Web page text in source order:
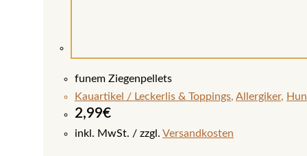
funem Ziegenpellets
Kauartikel / Leckerlis & Toppings, Allergiker,
2,99€
inkl. MwSt. zzgl. Versandkosten